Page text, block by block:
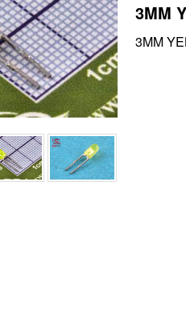
3MM
3MM